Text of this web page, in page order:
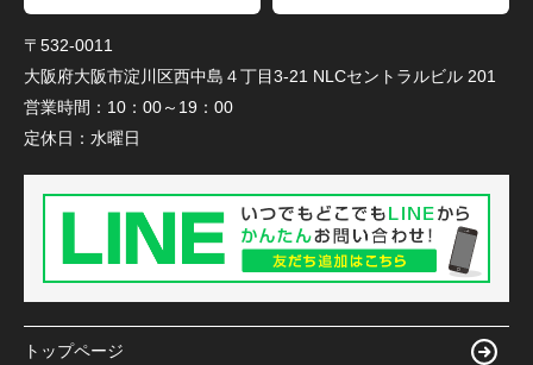
〒532-0011
大阪府大阪市淀川区西中島４丁目3-21 NLCセントラルビル 201
営業時間： 10：00～19：00
定休日： 水曜日
トップページ